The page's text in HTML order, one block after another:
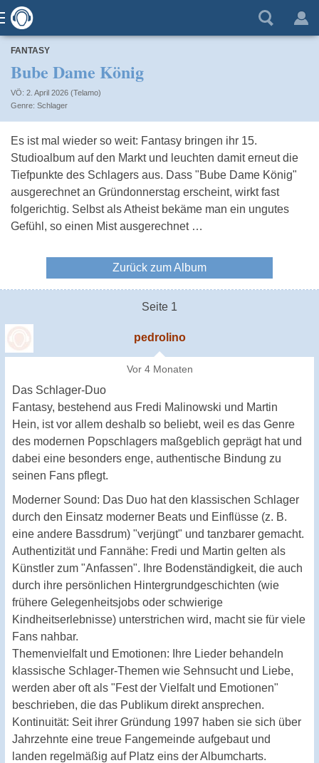
FANTASY
Bube Dame König
VÖ: 2. April 2026 (Telamo)
Schlager
Es ist mal wieder so weit: Fantasy bringen ihr 15.
Studioalbum auf den Markt und leuchten damit erneut die
Tiefpunkte des Schlagers aus. Dass "Bube Dame König"
ausgerechnet an Gründonnerstag erscheint, wirkt fast
folgerichtig. Selbst als Atheist bekäme man ein ungutes
Gefühl, so einen Mist ausgerechnet …
Zurück zum Album
Seite 1
pedrolino
Vor 4 Monaten
Das Schlager-Duo
Fantasy, bestehend aus Fredi Malinowski und Martin
Hein, ist vor allem deshalb so beliebt, weil es das Genre
des modernen Popschlagers maßgeblich geprägt hat und
dabei eine besonders enge, authentische Bindung zu
seinen Fans pflegt.
Moderner Sound: Das Duo hat den klassischen Schlager
durch den Einsatz moderner Beats und Einflüsse (z. B.
eine andere Bassdrum) "verjüngt" und tanzbarer gemacht.
Authentizität und Fannähe: Fredi und Martin gelten als
Künstler zum "Anfassen". Ihre Bodenständigkeit, die auch
durch ihre persönlichen Hintergrundgeschichten (wie
frühere Gelegenheitsjobs oder schwierige
Kindheitserlebnisse) unterstrichen wird, macht sie für viele
Fans nahbar.
Themenvielfalt und Emotionen: Ihre Lieder behandeln
klassische Schlager-Themen wie Sehnsucht und Liebe,
werden aber oft als "Fest der Vielfalt und Emotionen"
beschrieben, die das Publikum direkt ansprechen.
Kontinuität: Seit ihrer Gründung 1997 haben sie sich über
Jahrzehnte eine treue Fangemeinde aufgebaut und
landen regelmäßig auf Platz eins der Albumcharts.